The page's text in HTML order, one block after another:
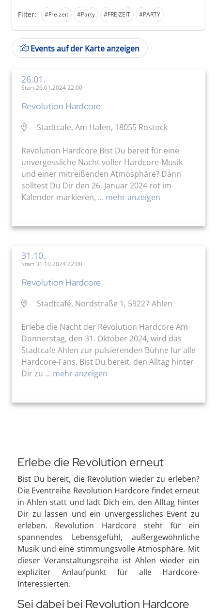
Filter: #Freizeit #Party #FREIZEIT #PARTY
Events auf der Karte anzeigen
26.01.
Start 26.01.2024 22:00
Revolution Hardcore
Stadtcafe, Am Hafen, 18055 Rostock
Revolution Hardcore Bist Du bereit für eine
unvergessliche Nacht voller Hardcore-Musik
und einer mitreißenden Atmosphäre? Dann
solltest Du Dir den 26. Januar 2024 rot im
Kalender markieren, ... mehr anzeigen
31.10.
Start 31.10.2024 22:00
Revolution Hardcore
Stadtcafé, Nordstraße 1, 59227 Ahlen
Erlebe die Nacht der Revolution Hardcore Am
Donnerstag, den 31. Oktober 2024, wird das
Stadtcafe Ahlen zur pulsierenden Bühne für alle
Hardcore-Fans. Bist Du bereit, den Alltag hinter
Dir zu ... mehr anzeigen
Erlebe die Revolution erneut
Bist Du bereit, die Revolution wieder zu erleben?
Die Eventreihe Revolution Hardcore findet erneut
in Ahlen statt und lädt Dich ein, den Alltag hinter
Dir zu lassen und ein unvergessliches Event zu
erleben. Revolution Hardcore steht für ein
spannendes Lebensgefühl, außergewöhnliche
Musik und eine stimmungsvolle Atmosphäre. Mit
dieser Veranstaltungsreihe ist Ahlen wieder ein
expliziter Anlaufpunkt für alle Hardcore-
Interessierten.
Sei dabei bei Revolution Hardcore